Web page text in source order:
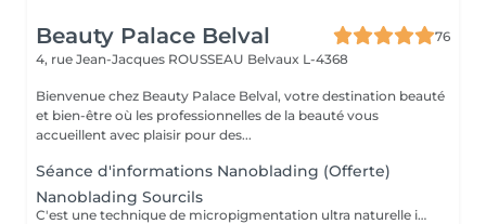
Beauty Palace Belval
76
4, rue Jean-Jacques ROUSSEAU Belvaux L-4368
Bienvenue chez Beauty Palace Belval, votre destination beauté
et bien-être où les professionnelles de la beauté vous
accueillent avec plaisir pour des...
Séance d'informations Nanoblading (Offerte)
Nanoblading Sourcils
C'est une technique de micropigmentation ultra naturelle innovante qui redessine les sourcils avec des traits hiper fins comme les poils, pour un résultat des sourcils plus élégants, harmonieux et parfaitement structurés.